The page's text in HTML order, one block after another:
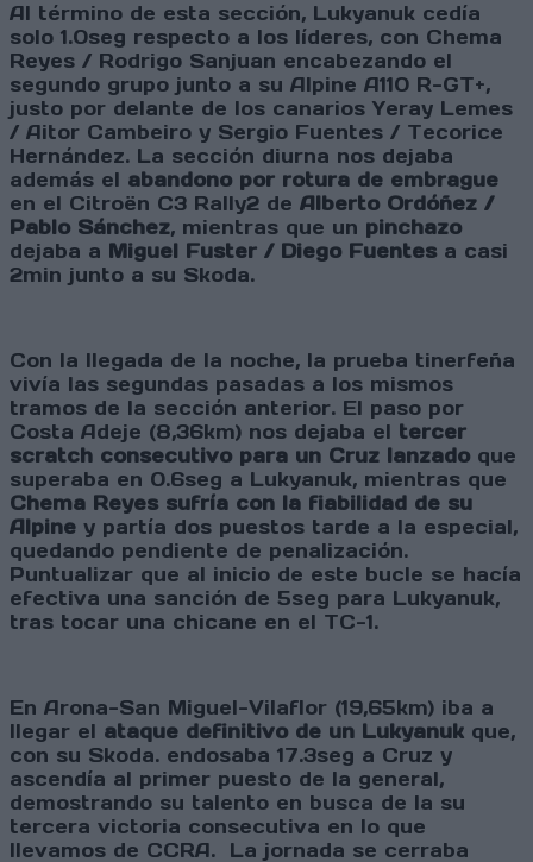
Al término de esta sección, Lukyanuk cedía
solo 1.0seg respecto a los líderes, con Chema
Reyes / Rodrigo Sanjuan encabezando el
segundo grupo junto a su Alpine A110 R-GT+,
justo por delante de los canarios Yeray Lemes
/ Aitor Cambeiro y Sergio Fuentes / Tecorice
Hernández. La sección diurna nos dejaba
además el abandono por rotura de embrague
en el Citroën C3 Rally2 de Alberto Ordóñez /
Pablo Sánchez, mientras que un pinchazo
dejaba a Miguel Fuster / Diego Fuentes a casi
2min junto a su Skoda.
Con la llegada de la noche, la prueba tinerfeña
vivía las segundas pasadas a los mismos
tramos de la sección anterior. El paso por
Costa Adeje (8,36km) nos dejaba el tercer
scratch consecutivo para un Cruz lanzado que
superaba en 0.6seg a Lukyanuk, mientras que
Chema Reyes sufría con la fiabilidad de su
Alpine y partía dos puestos tarde a la especial,
quedando pendiente de penalización.
Puntualizar que al inicio de este bucle se hacía
efectiva una sanción de 5seg para Lukyanuk,
tras tocar una chicane en el TC-1.
En Arona-San Miguel-Vilaflor (19,65km) iba a
llegar el ataque definitivo de un Lukyanuk que,
con su Skoda. endosaba 17.3seg a Cruz y
ascendía al primer puesto de la general,
demostrando su talento en busca de la su
tercera victoria consecutiva en lo que
llevamos de CCRA. La jornada se cerraba